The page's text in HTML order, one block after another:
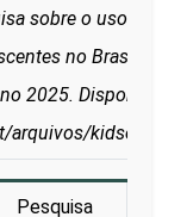
sobre o uso da
no Brasil: TIC
2025. Disponível
arquivos/
Pesquisa